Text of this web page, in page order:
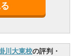
川大東校の評判・